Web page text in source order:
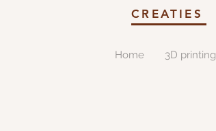
CREATIES
Home 3D printing